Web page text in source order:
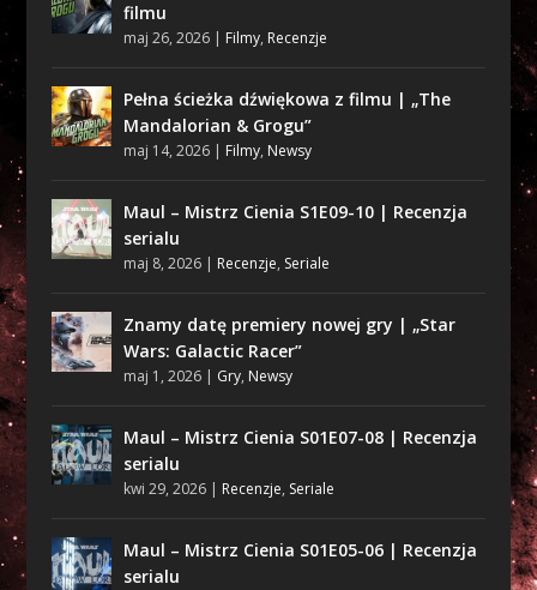
filmu
maj 26, 2026| Filmy, Recenzje
Pełna ścieżka dźwiękowa z filmu | „The
Mandalorian & Grogu”
maj 14, 2026| Filmy, Newsy
Maul – Mistrz Cienia S1E09-10 | Recenzja
serialu
maj 8, 2026| Recenzje, Seriale
Znamy datę premiery nowej gry | „Star
Wars: Galactic Racer”
maj 1, 2026| Gry, Newsy
Maul – Mistrz Cienia S01E07-08 | Recenzja
serialu
kwi 29, 2026| Recenzje, Seriale
Maul – Mistrz Cienia S01E05-06 | Recenzja
serialu